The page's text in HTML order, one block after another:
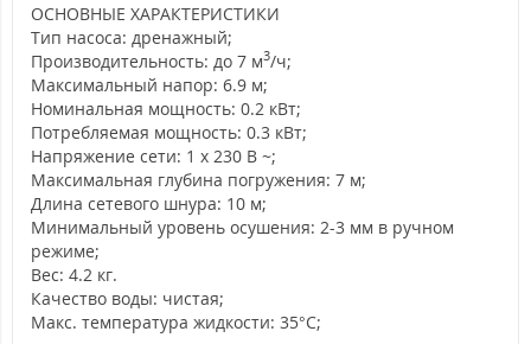
ОСНОВНЫЕ ХАРАКТЕРИСТИКИ
Тип насоса: дренажный;
Производительность: до 7 м3/ч;
Максимальный напор: 6.9 м;
Номинальная мощность: 0.2 кВт;
Потребляемая мощность: 0.3 кВт;
Напряжение сети: 1 x 230 В ~;
Максимальная глубина погружения: 7 м;
Длина сетевого шнура: 10 м;
Минимальный уровень осушения: 2-3 мм в ручном
режиме;
Вес: 4.2 кг.
Качество воды: чистая;
Макс. температура жидкости: 35°С;